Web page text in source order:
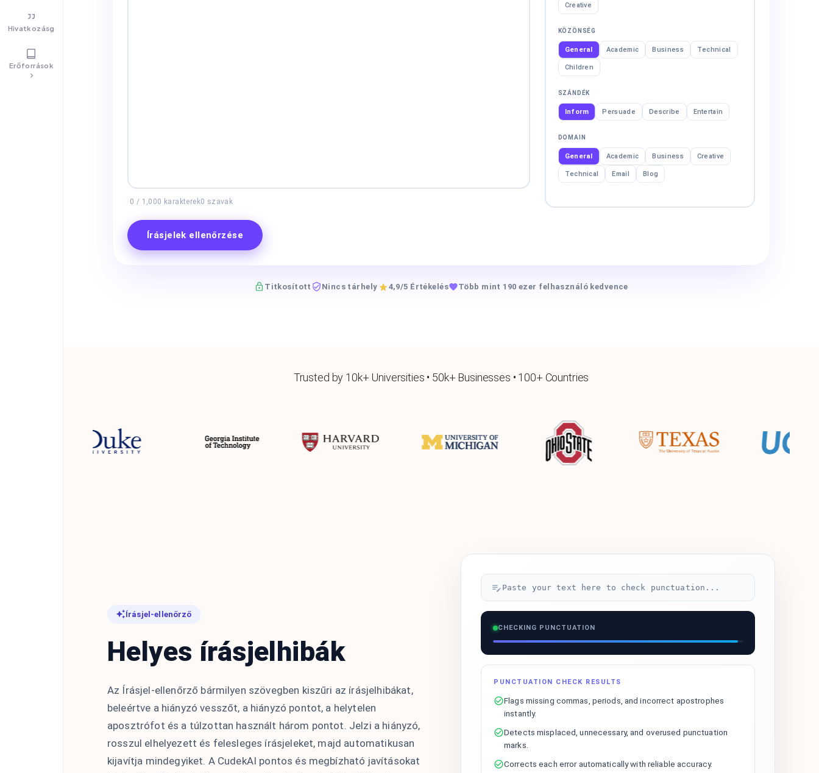
Hivatkozásgenerátor
Erőforrások
0 / 1,000 karakterek0 szavak
Creative
KÖZÖNSÉG
General Academic Business Technical
Children
SZÁNDÉK
Inform Persuade Describe Entertain
DOMAIN
General Academic Business Creative
Technical Email Blog
Írásjelek ellenőrzése
Titkosított Nincs tárhely 4,9/5 Értékelés Több mint 190 ezer felhasználó kedvence
Trusted by 10k+ Universities • 50k+ Businesses • 100+ Countries
Írásjel-ellenőrző
Helyes írásjelhibák
Az Írásjel-ellenőrző bármilyen szövegben kiszűri az írásjelhibákat,
beleértve a hiányzó vesszőt, a hiányzó pontot, a helytelen
aposztrófot és a túlzottan használt három pontot. Jelzi a hiányzó,
rosszul elhelyezett és felesleges írásjeleket, majd automatikusan
kijavítja mindegyiket. A CudekAI pontos és megbízható javításokat
Paste your text here to check punctuation...
CHECKING PUNCTUATION
PUNCTUATION CHECK RESULTS
Flags missing commas, periods, and incorrect apostrophes
instantly.
Detects misplaced, unnecessary, and overused punctuation
marks.
Corrects each error automatically with reliable accuracy.